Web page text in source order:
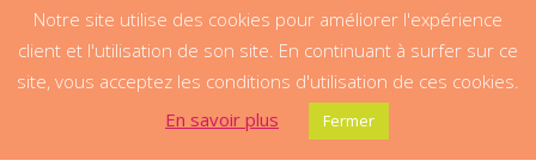
Notre site utilise des cookies pour améliorer l'expérience
client et l'utilisation de son site. En continuant à surfer sur ce
site, vous acceptez les conditions d'utilisation de ces cookies.
En savoir plus
Fermer